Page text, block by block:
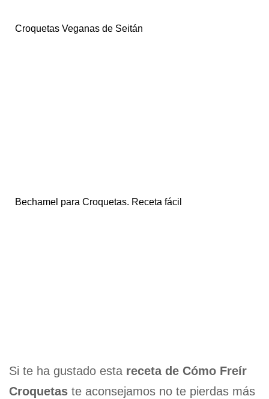
Croquetas Veganas de Seitán
Bechamel para Croquetas. Receta fácil
Si te ha gustado esta receta de Cómo Freír
Croquetas te aconsejamos no te pierdas más